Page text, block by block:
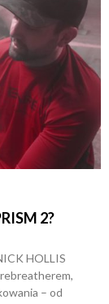
2?
HOLLIS
– od